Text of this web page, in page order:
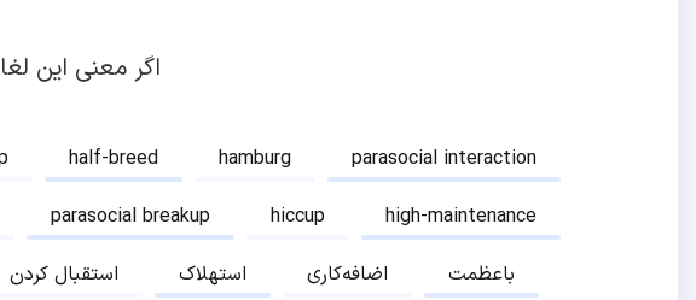
اگر معنی این
half-breed hamburg
parasocial interaction
parasocial breakup hiccup
high-maintenance
استقبال کردن استهلاک اضافه‌کاری
باعظمت